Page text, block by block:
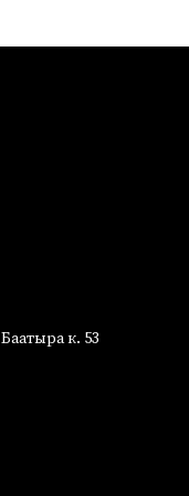
к. 53